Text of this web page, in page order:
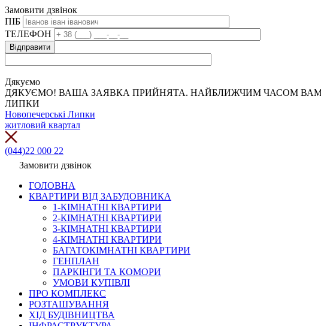
Замовити дзвінок
ПІБ
ТЕЛЕФОН
Дякуємо
ДЯКУЄМО! ВАША ЗАЯВКА ПРИЙНЯТА. НАЙБЛИЖЧИМ ЧАСОМ
ЛИПКИ
Новопечерські Липки
житловий квартал
(044)22 000 22
Замовити дзвінок
ГОЛОВНА
КВАРТИРИ ВІД ЗАБУДОВНИКА
1-КІМНАТНІ КВАРТИРИ
2-КІМНАТНІ КВАРТИРИ
3-КІМНАТНІ КВАРТИРИ
4-КІМНАТНІ КВАРТИРИ
БАГАТОКІМНАТНІ КВАРТИРИ
ГЕНПЛАН
ПАРКІНГИ ТА КОМОРИ
УМОВИ КУПІВЛІ
ПРО КОМПЛЕКС
РОЗТАШУВАННЯ
ХІД БУДІВНИЦТВА